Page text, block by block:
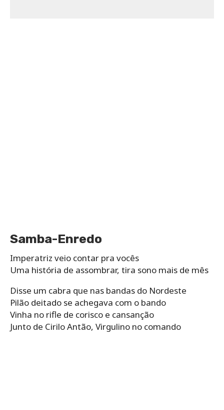
Samba-Enredo
Imperatriz veio contar pra vocês
Uma história de assombrar, tira sono mais de mês
Disse um cabra que nas bandas do Nordeste
Pilão deitado se achegava com o bando
Vinha no rifle de corisco e cansanção
Junto de Cirilo Antão, Virgulino no comando